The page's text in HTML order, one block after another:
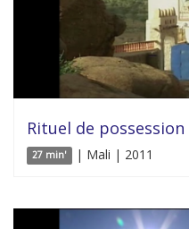
Rituel de
27 min' | Mali | 2011